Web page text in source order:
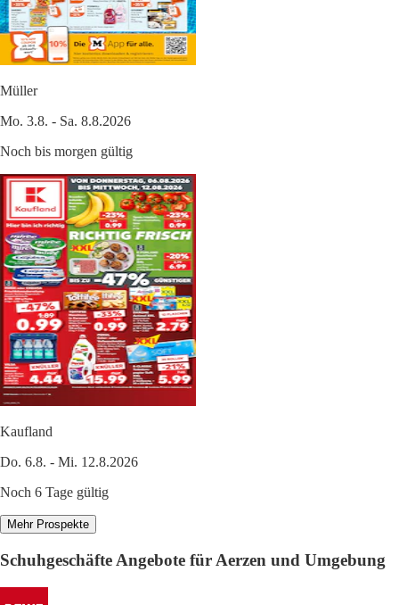
Müller
Mo. 3.8. - Sa. 8.8.2026
Noch bis morgen gültig
Kaufland
Do. 6.8. - Mi. 12.8.2026
Noch 6 Tage gültig
Mehr Prospekte
Schuhgeschäfte Angebote für Aerzen und Umgebung